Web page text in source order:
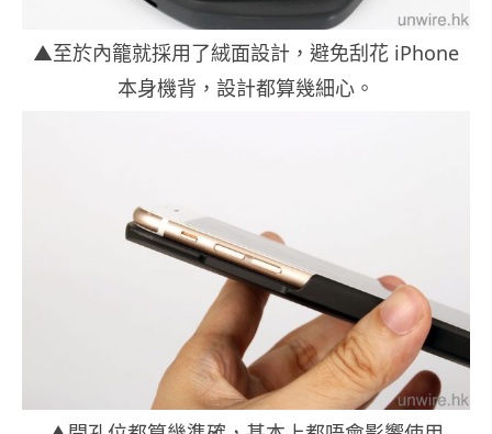
▲至於內籠就採用了絨面設計，避免刮花 iPhone
本身機背，設計都算幾細心。